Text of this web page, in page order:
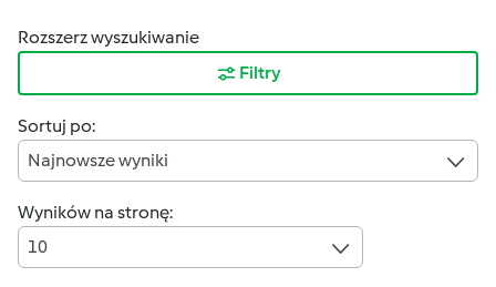
Rozszerz wyszukiwanie
Filtry
Sortuj po:
Najnowsze wyniki
Wyników na stronę:
10